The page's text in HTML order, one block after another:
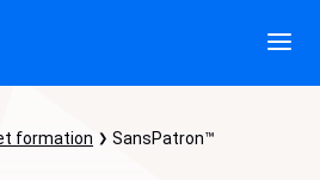
formation SansPatron™